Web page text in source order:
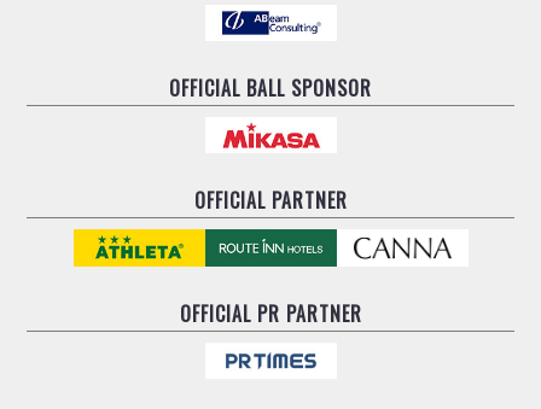
OFFICIAL BALL SPONSOR
OFFICIAL PARTNER
OFFICIALPR PARTNER